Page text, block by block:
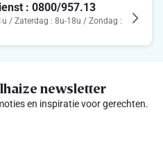
: 0800/957.13
/ Zaterdag : 8u-18u / Zondag :
newsletter
en inspiratie voor gerechten.